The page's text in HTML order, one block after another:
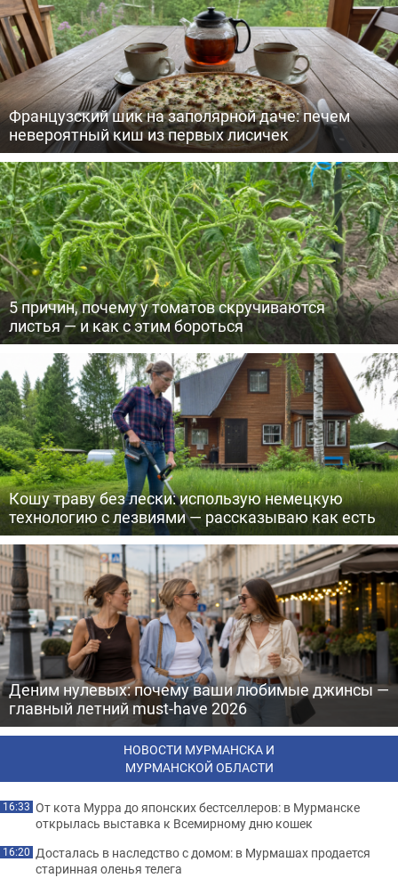
Французский шик на заполярной даче: печем
невероятный киш из первых лисичек
5 причин, почему у томатов скручиваются
листья — и как с этим бороться
Кошу траву без лески: использую немецкую
технологию с лезвиями — рассказываю как есть
Деним нулевых: почему ваши любимые джинсы —
главный летний must-have 2026
НОВОСТИ МУРМАНСКА И
МУРМАНСКОЙ ОБЛАСТИ
16:33 От кота Мурра до японских бестселлеров: в Мурманске
открылась выставка к Всемирному дню кошек
16:20 Досталась в наследство с домом: в Мурмашах продается
старинная оленья телега